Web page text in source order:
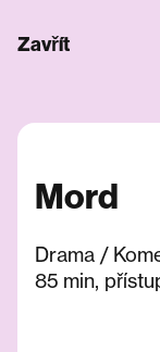
Zavřít
Mord
Drama /
85 min,